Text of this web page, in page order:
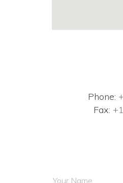
Phone:
Fax: